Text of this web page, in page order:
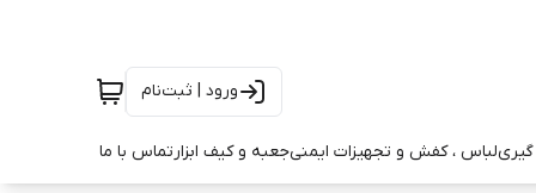
ورود | ثبت‌نام
گیریلباس ، کفش و تجهیزات ایمنیجعبه و کیف ابزارتماس با ما